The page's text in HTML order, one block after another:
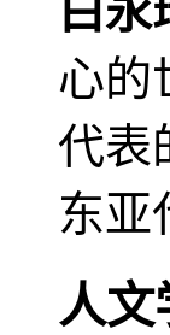
白永
心的
代表
东亚
人文